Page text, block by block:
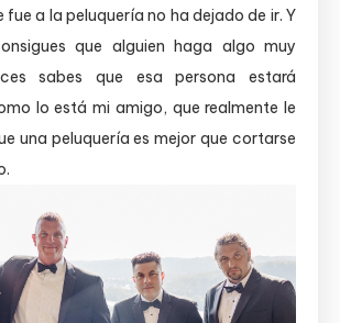
fue a la peluquería no ha dejado de ir. Y
que alguien haga algo muy
sabes que esa persona estará
lo está mi amigo, que realmente le
una peluquería es mejor que cortarse